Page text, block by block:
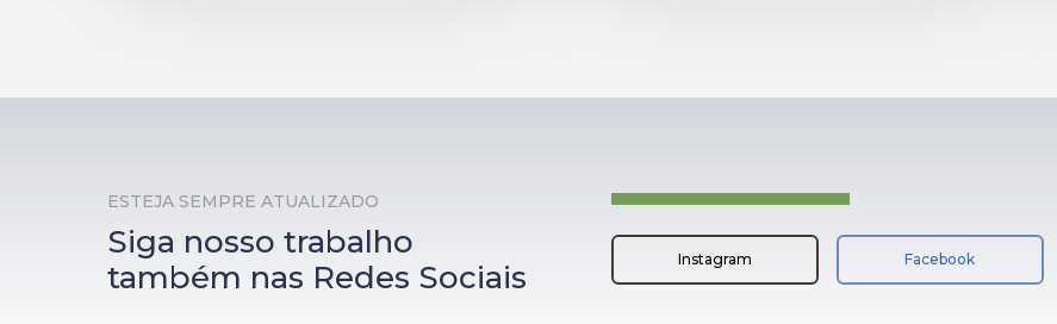
ESTEJA SEMPRE ATUALIZADO
Siga nosso trabalho
também nas Redes Sociais
Instagram Facebook